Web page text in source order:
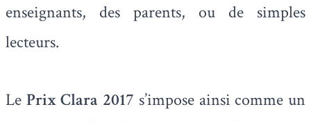
enseignants, des parents, ou de simples
lecteurs.
Le Prix Clara 2017 s’impose ainsi comme un